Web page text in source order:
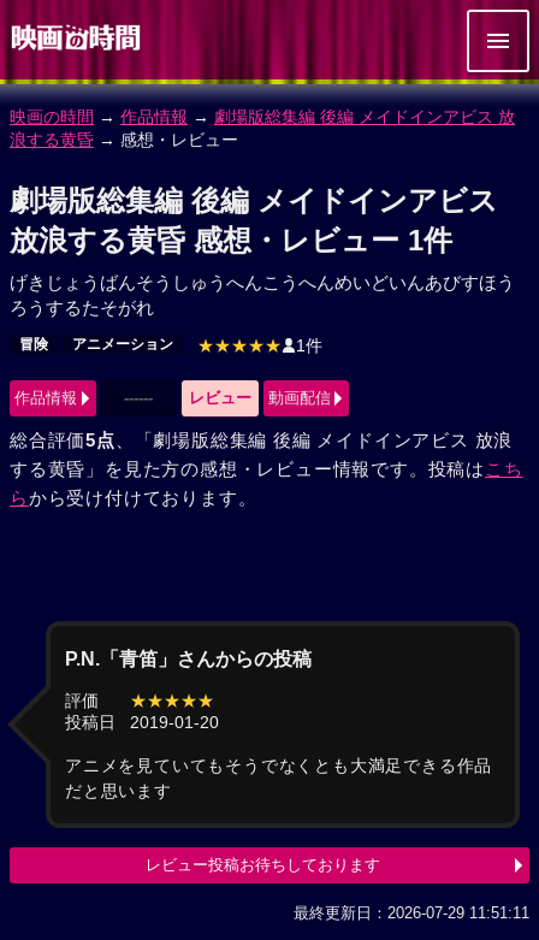
映画の時間 → 作品情報 → 劇場版総集編 後編 メイドインアビス 放
浪する黄昏 → 感想・レビュー
劇場版総集編 後編 メイドインアビス
放浪する黄昏 感想・レビュー 1件
げきじょうばんそうしゅうへんこうへんめいどいんあびすほう
ろうするたそがれ
冒険 アニメーション ★★★★★ 1件
作品情報 ------ レビュー 動画配信
総合評価5点 、「劇場版総集編 後編 メイドインアビス 放浪
する黄昏」を見た方の感想・レビュー情報です。投稿は こち
らから受け付けております。
P.N.「青笛」さんからの投稿
評価
★★★★★
投稿日
2019-01-20
アニメを見ていてもそうでなくとも大満足できる作品
だと思います
レビュー投稿お待ちしております
最終更新日：2026-07-29 11:51:11